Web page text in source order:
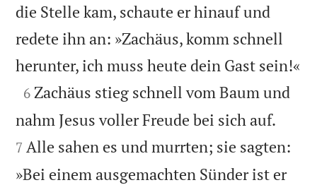
die Stelle kam, schaute er hinauf und
redete ihn an: »Zachäus, komm schnell
herunter, ich muss heute dein Gast sein!«

6 Zachäus stieg schnell vom Baum und
nahm Jesus voller Freude bei sich auf.
7 Alle sahen es und murrten; sie sagten:
»Bei einem ausgemachten Sünder ist er